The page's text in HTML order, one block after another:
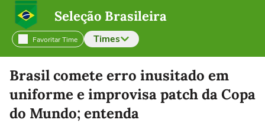
Seleção Brasileira
Favoritar Time Times
Selecione o time para ver as notícias
Brasil comete erro inusitado em
uniforme e improvisa patch da Copa
do Mundo; entenda